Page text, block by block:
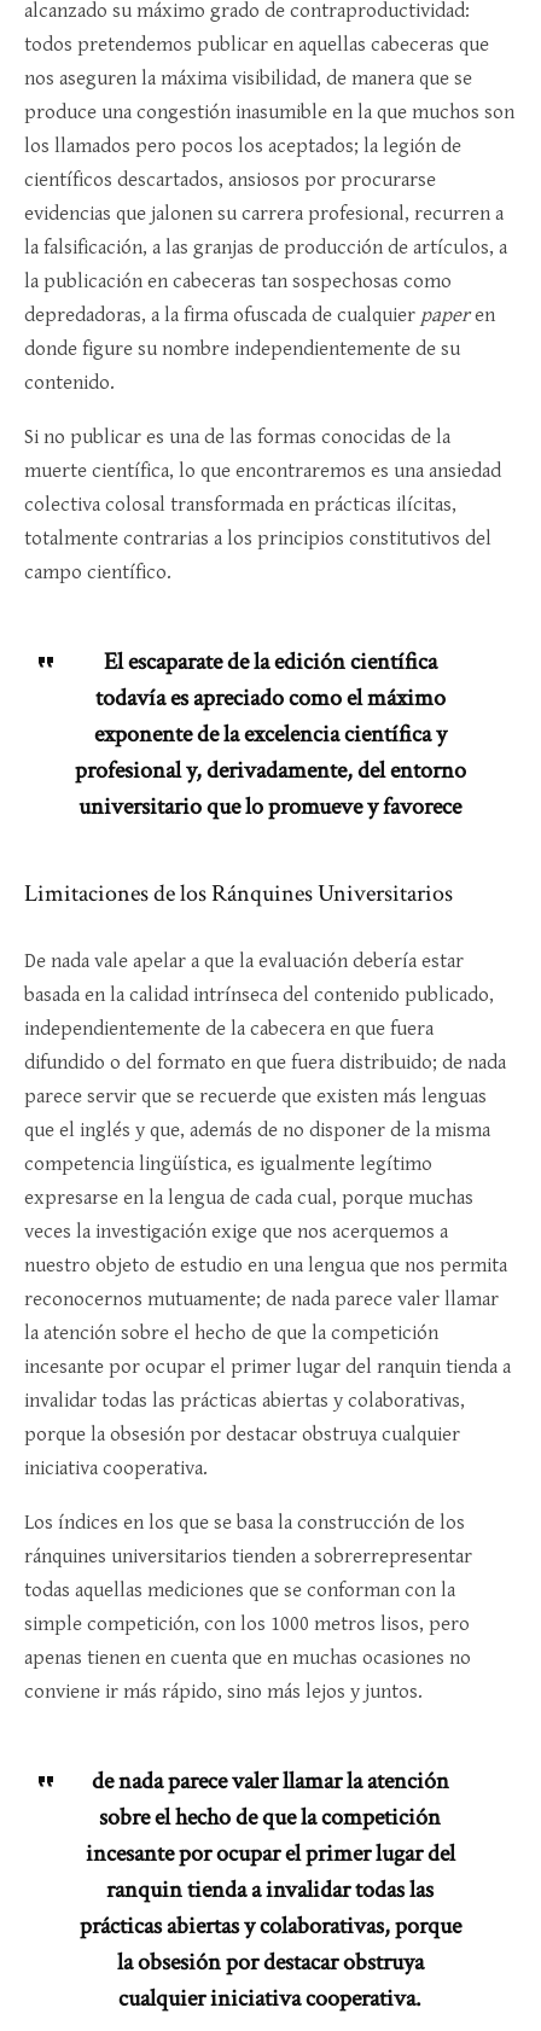
alcanzado su máximo grado de contraproductividad:
todos pretendemos publicar en aquellas cabeceras que
nos aseguren la máxima visibilidad, de manera que se
produce una congestión inasumible en la que muchos son
los llamados pero pocos los aceptados; la legión de
científicos descartados, ansiosos por procurarse
evidencias que jalonen su carrera profesional, recurren a
la falsificación, a las granjas de producción de artículos, a
la publicación en cabeceras tan sospechosas como
depredadoras, a la firma ofuscada de cualquier paperen
donde figure su nombre independientemente de su
contenido.
Si no publicar es una de las formas conocidas de la
muerte científica, lo que encontraremos es una ansiedad
colectiva colosal transformada en prácticas ilícitas,
totalmente contrarias a los principios constitutivos del
campo científico.
El escaparate de la edición científica
todavía es apreciado como el máximo
exponente de la excelencia científica y
profesional y, derivadamente, del entorno
universitario que lo promueve y favorece
Limitaciones de los Ránquines Universitarios
De nada vale apelar a que la evaluación debería estar
basada en la calidad intrínseca del contenido publicado,
independientemente de la cabecera en que fuera
difundido o del formato en que fuera distribuido; de nada
parece servir que se recuerde que existen más lenguas
que el inglés y que, además de no disponer de la misma
competencia lingüística, es igualmente legítimo
expresarse en la lengua de cada cual, porque muchas
veces la investigación exige que nos acerquemos a
nuestro objeto de estudio en una lengua que nos permita
reconocernos mutuamente; de nada parece valer llamar
la atención sobre el hecho de que la competición
incesante por ocupar el primer lugar del ranquin tienda a
invalidar todas las prácticas abiertas y colaborativas,
porque la obsesión por destacar obstruya cualquier
iniciativa cooperativa.
Los índices en los que se basa la construcción de los
ránquines universitarios tienden a sobrerrepresentar
todas aquellas mediciones que se conforman con la
simple competición, con los 1000 metros lisos, pero
apenas tienen en cuenta que en muchas ocasiones no
conviene ir más rápido, sino más lejos y juntos.
de nada parece valer llamar la atención
sobre el hecho de que la competición
incesante por ocupar el primer lugar del
ranquin tienda a invalidar todas las
prácticas abiertas y colaborativas, porque
la obsesión por destacar obstruya
cualquier iniciativa cooperativa.